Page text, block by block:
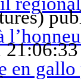
)
21:06:33
en